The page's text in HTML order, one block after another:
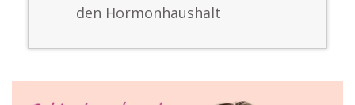
den Hormonhaushalt